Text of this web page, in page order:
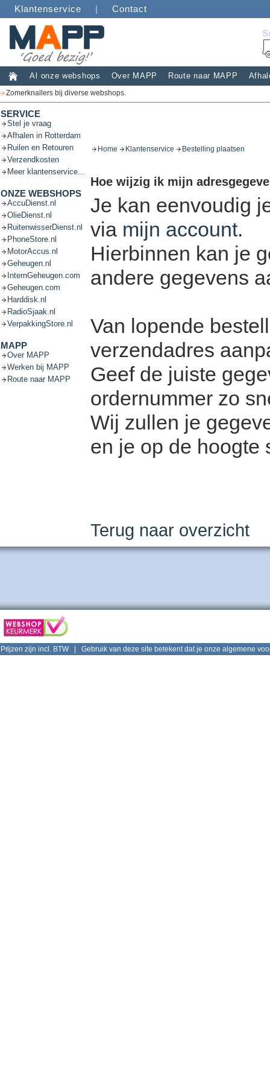
Klantenservice | Contact
Al onze webshops Over MAPP Route naar MAPP
Zomerknallers bij diverse webshops.
SERVICE
Stel je vraag
Afhalen in Rotterdam
Ruilen en Retouren
Verzendkosten
Meer klantenservice...
ONZE WEBSHOPS
AccuDienst.nl
OlieDienst.nl
RuitenwisserDienst.nl
PhoneStore.nl
MotorAccus.nl
Geheugen.nl
InternGeheugen.com
Geheugen.com
Harddisk.nl
RadioSjaak.nl
VerpakkingStore.nl
MAPP
Over MAPP
Werken bij MAPP
Route naar MAPP
Home Klantenservice Bestelling plaatsen
Hoe wijzig ik mijn
Je kan eenvoudig
via mijn account.
Hierbinnen kan je
andere gegevens
Van lopende
verzendadres
Geef de juiste
ordernummer zo
Wij zullen je
en je op de hoogte
Terug naar overzicht
Prijzen zijn incl. BTW | Gebruik van deze site betekent dat je onzealgemene